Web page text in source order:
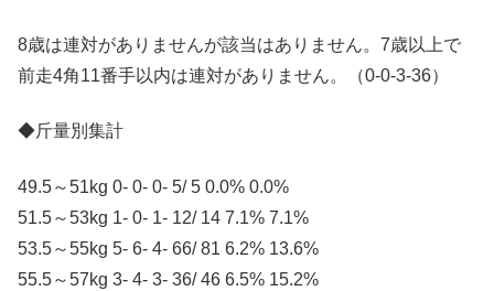
8歳は連対がありませんが該当はありません。7歳以上で
前走4角11番手以内は連対がありません。（0-0-3-36）
◆斤量別集計
49.5～51kg 0- 0- 0- 5/ 5 0.0% 0.0%
51.5～53kg 1- 0- 1- 12/ 14 7.1% 7.1%
53.5～55kg 5- 6- 4- 66/ 81 6.2% 13.6%
55.5～57kg 3- 4- 3- 36/ 46 6.5% 15.2%